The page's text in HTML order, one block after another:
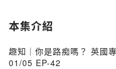
本集介紹
趣知｜你是路痴嗎？ 英國
01/05 EP-42